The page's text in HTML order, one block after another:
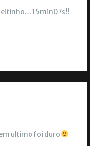
15min07s!!
ultimo foi duro